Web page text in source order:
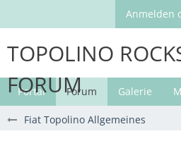
Anmelden
TOPOLINO
FORUM
Portal Forum Galerie
Fiat Topolino Allgemeines